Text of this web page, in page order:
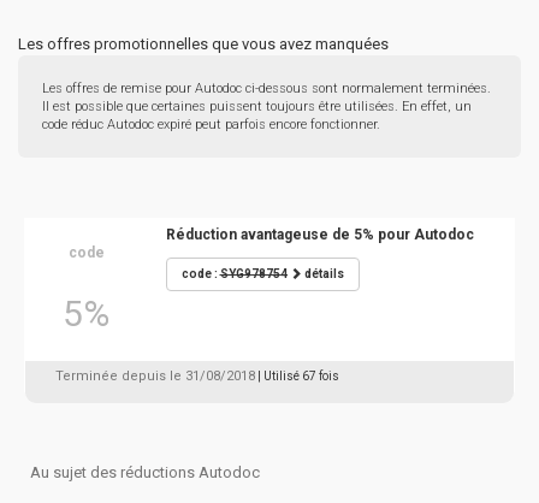
Les offres promotionnelles que vous avez manquées
Les offres de remise pour Autodoc ci-dessous sont normalement terminées.
Il est possible que certaines puissent toujours être utilisées. En effet, un
code réduc Autodoc expiré peut parfois encore fonctionner.
code
5%
Réduction avantageuse de 5% pour Autodoc
code :SYG978754 détails
Terminée depuis le 31/08/2018 | Utilisé 67 fois
Au sujet des réductions Autodoc